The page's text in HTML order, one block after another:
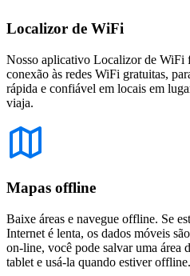
Localizor de WiFi
Nosso aplicativo Localizor de WiFi
conexão às redes WiFi gratuitas,
rápida e confiável em locais em
viaja.
Mapas offline
Baixe áreas e navegue offline. Se
Internet é lenta, os dados móveis
on-line, você pode salvar uma área
tablet e usá-la quando estiver offline.